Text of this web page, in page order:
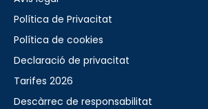
Política de Privacitat
Política de cookies
Declaració de privacitat
Tarifes 2026
Descàrrec de responsabilitat